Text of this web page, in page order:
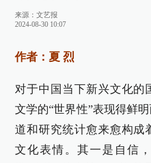
来源： 文艺报
2024-08-30 10:07
作者：夏 烈
对于中国当下新兴文化的
文学的“世界性”表现得鲜
道和研究统计愈来愈构成
文化表情。其一是自信